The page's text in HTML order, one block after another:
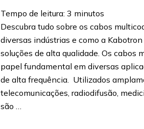
Tempo de leitura: 3 minutos
Descubra tudo sobre os cabos
diversas indústrias e como a
soluções de alta qualidade. Os cabos
papel fundamental em diversas
de alta frequência. Utilizados
telecomunicações, radiodifusão,
são …